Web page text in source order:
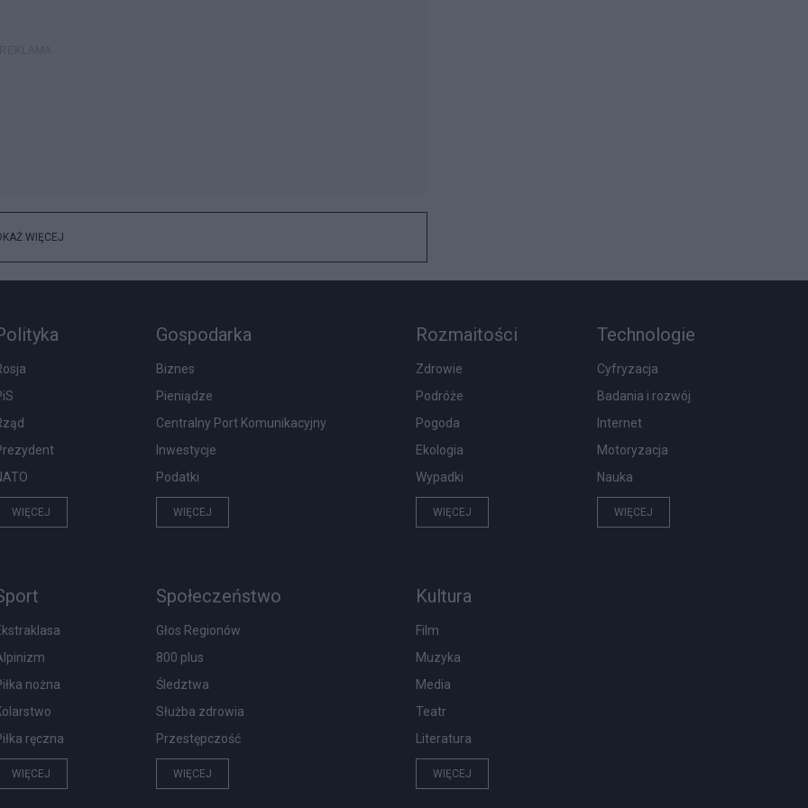
WIĘCEJ
WIĘCEJ
Gospodarka
Biznes
Pieniądze
Centralny Port Komunikacyjny
Inwestycje
Podatki
WIĘCEJ
Rozmaitości
Zdrowie
Podróże
Pogoda
Ekologia
Wypadki
WIĘCEJ
Technologie
Cyfryzacja
Badania i rozwój
Internet
Motoryzacja
Nauka
WIĘCEJ
nożna
ręczna
WIĘCEJ
Społeczeństwo
Głos Regionów
800 plus
Śledztwa
Służba zdrowia
Przestępczość
WIĘCEJ
Kultura
Film
Muzyka
Media
Teatr
Literatura
WIĘCEJ